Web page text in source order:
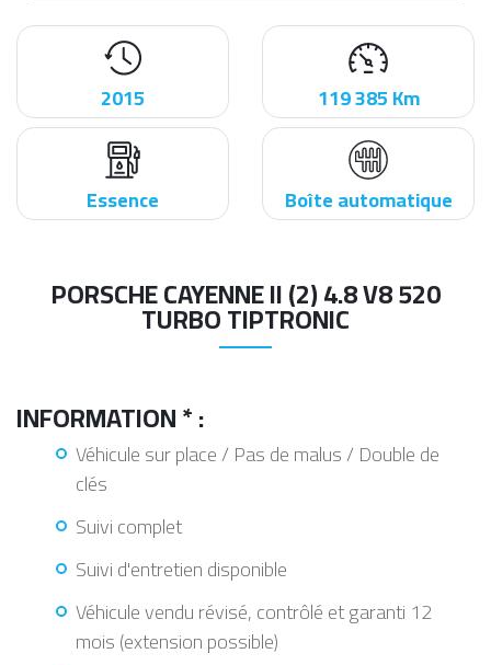
2015 119 385 Km
Essence Boîte automatique
PORSCHE CAYENNE II (2) 4.8 V8 520
TURBO TIPTRONIC
INFORMATION * :
Véhicule sur place / Pas de malus / Double de
clés
Suivi complet
Suivi d'entretien disponible
Véhicule vendu révisé, contrôlé et garanti 12
mois (extension possible)